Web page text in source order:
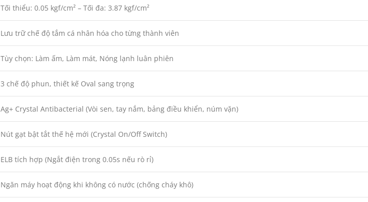
Tối thiểu: 0.05 kgf/cm² – Tối đa: 3.87 kgf/cm²
Lưu trữ chế độ tắm cá nhân hóa cho từng thành viên
Tùy chọn: Làm ấm, Làm mát, Nóng lạnh luân phiên
3 chế độ phun, thiết kế Oval sang trọng
Ag+ Crystal Antibacterial (Vòi sen, tay nắm, bảng điều khiển, núm vặn)
Nút gạt bật tắt thế hệ mới (Crystal On/Off Switch)
ELB tích hợp (Ngắt điện trong 0.05s nếu rò rỉ)
Ngăn máy hoạt động khi không có nước (chống cháy khô)